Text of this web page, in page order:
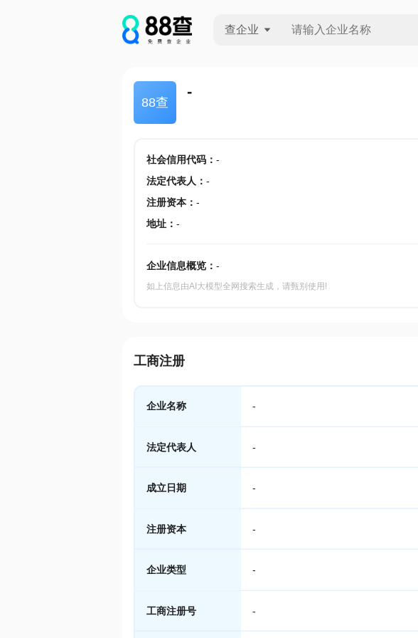
查企业
88查
-
社会信用代码： -
法定代表人 ： -
注册资本： -
地址： -
企业信息概览： -
如上信息由AI大模型全网搜索生成，请甄别使用!
工商注册
企业名称 -
法定代表人 -
成立日期 -
注册资本 -
企业类型 -
工商注册号 -